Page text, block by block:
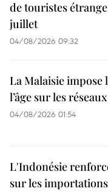
de touristes
juillet
04/08/2026 09:32
La Malaisie
l’âge sur les
04/08/2026 01:54
L'Indonésie
sur les